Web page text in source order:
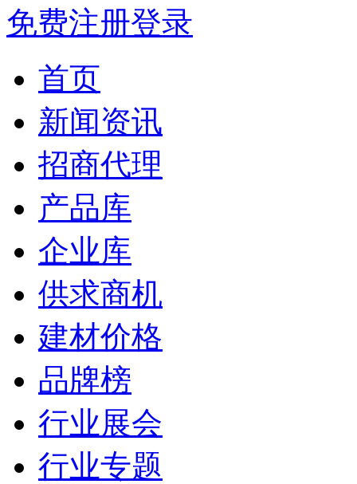
免费注册登录
首页
新闻资讯
招商代理
产品库
企业库
供求商机
建材价格
品牌榜
行业展会
行业专题